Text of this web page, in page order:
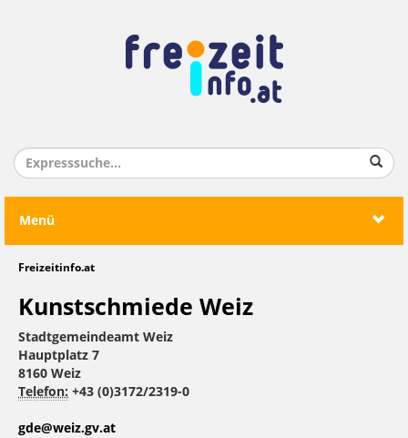
Menü
Freizeitinfo.at
Kunstschmiede Weiz
Stadtgemeindeamt Weiz
Hauptplatz 7
8160 Weiz
Telefon: +43 (0)3172/2319-0
gde@weiz.gv.at